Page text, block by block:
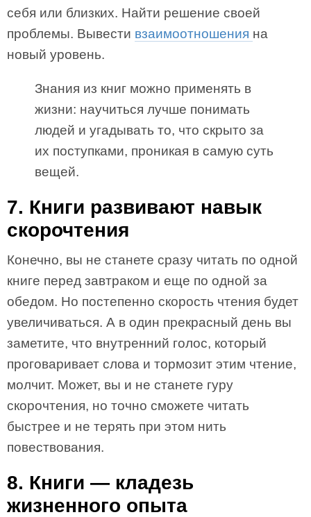
себя или близких. Найти решение своей
проблемы. Вывести взаимоотношения на
новый уровень.
Знания из книг можно применять в
жизни: научиться лучше понимать
людей и угадывать то, что скрыто за
их поступками, проникая в самую суть
вещей.
7. Книги развивают навык
скорочтения
Конечно, вы не станете сразу читать по одной
книге перед завтраком и еще по одной за
обедом. Но постепенно скорость чтения будет
увеличиваться. А в один прекрасный день вы
заметите, что внутренний голос, который
проговаривает слова и тормозит этим чтение,
молчит. Может, вы и не станете гуру
скорочтения, но точно сможете читать
быстрее и не терять при этом нить
повествования.
8. Книги — кладезь
жизненного опыта